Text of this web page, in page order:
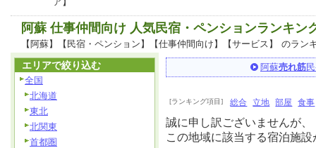
阿蘇 仕事仲間向け 人気民宿・ペンションランキン
【阿蘇】【民宿・ペンション】【仕事仲間向け】【サービス】 のラン
阿蘇売れ筋
[ランキング項目] 総合 立地 部屋 食事
誠に申し訳ございませんが、
この地域に該当する宿泊施
エリアで絞り込む
全国
北海道
東北
北関東
首都圏